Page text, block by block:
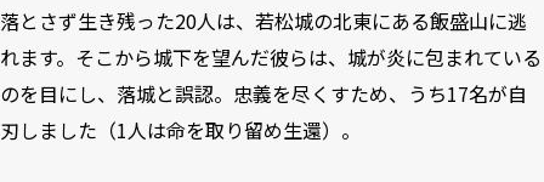
落とさず生き残った20人は、若松城の北東にある飯盛山に逃
れます。そこから城下を望んだ彼らは、城が炎に包まれている
のを目にし、落城と誤認。忠義を尽くすため、うち17名が自
刃しました（1人は命を取り留め生還）。